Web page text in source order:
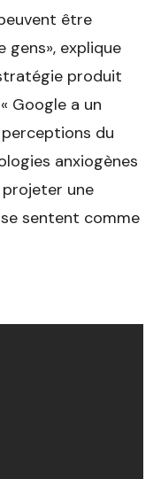
être
explique
produit
Google a un
du
anxiogènes
projeter une
sentent comme